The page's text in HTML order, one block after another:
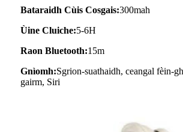
Bataraidh Cùis Cosgais:300mah
Ùine Cluiche:5-6H
Raon Bluetooth:15m
Gnìomh:Sgrion-suathaidh, ceangal fèin-
gairm, Siri